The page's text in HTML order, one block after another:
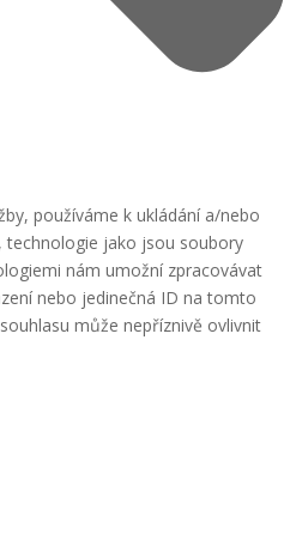
používáme k ukládání a/nebo
jako jsou soubory
nám umožní zpracovávat
nebo jedinečná ID na tomto
může nepříznivě ovlivnit